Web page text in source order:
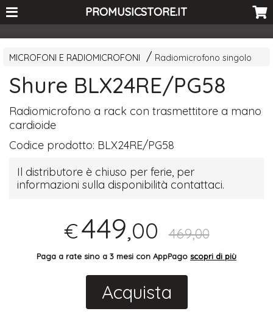
<-- Curio's GSC -->PROMUSICSTORE.IT
MICROFONI E RADIOMICROFONI Radiomicrofono singolo
Shure BLX24RE/PG58
Radiomicrofono a rack con trasmettitore a mano
cardioide
Codice prodotto: BLX24RE/PG58
Il distributore è chiuso per ferie, per
informazioni sulla disponibilità contattaci.
€449,00 469,00
Paga a rate sino a 3 mesi con AppPago scopri di più
Acquista